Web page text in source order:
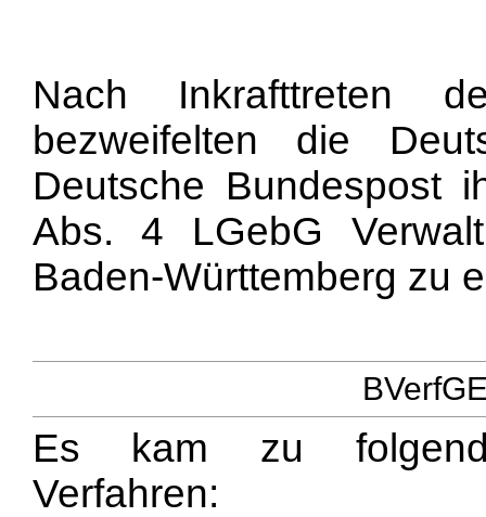
Nach Inkrafttreten
bezweifelten die
Deutsche Bundespost
Abs. 4 LGebG
Baden-Württemberg zu
Es kam zu
Verfahren: